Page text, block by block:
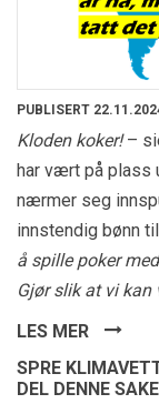
PUBLISERT
Kloden koker!–
har vært på plass
nærmer seg
innstendig bønn
å spille poker
Gjør slik at vi
LES MER
SPRE
DEL DENNE